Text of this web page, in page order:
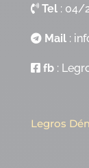
Tel: 04/
Mail:
fb:
Legros